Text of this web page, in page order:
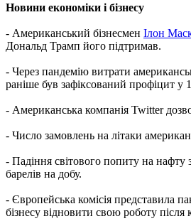
Новини економіки і бізнесу
- Американський бізнесмен Ілон
Дональд Трамп його підтримав.
- Через пандемію витрати
раніше був зафіксований профіцит у
- Американська компанія Twitter
- Число замовлень на літаки
- Падіння світового попиту на
барелів на добу.
- Європейська комісія представила
бізнесу відновити свою роботу